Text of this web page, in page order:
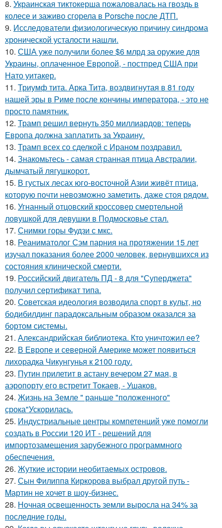
8. Украинская тиктокерша пожаловалась на гвоздь в
колесе и заживо сгорела в Porsche после ДТП.
9. Исследователи физиологическую причину синдрома
хронической усталости нашли.
10. США уже получили более $6 млрд за оружие для
Украины, оплаченное Европой, - постпред США при
Нато уитакер.
11. Триумф тита. Арка Тита, воздвигнутая в 81 году
нашей эры в Риме после кончины императора, - это не
просто памятник.
12. Трамп решил вернуть 350 миллиардов: теперь
Европа должна заплатить за Украину.
13. Трамп всех со сделкой с Ираном поздравил.
14. Знакомьтесь - самая странная птица Австралии,
дымчатый лягушкорот.
15. В густых лесах юго-восточной Азии живёт птица,
которую почти невозможно заметить, даже стоя рядом.
16. Угнанный отцовский кроссовер смертельной
ловушкой для девушки в Подмосковье стал.
17. Снимки горы Фудзи с мкс.
18. Реаниматолог Сэм парния на протяжении 15 лет
изучал показания более 2000 человек, вернувшихся из
состояния клинической смерти.
19. Российский двигатель ПД - 8 для "Суперджета"
получил сертификат типа.
20. Советская идеология возводила спорт в культ, но
бодибилдинг парадоксальным образом оказался за
бортом системы.
21. Александрийская библиотека. Кто уничтожил ее?
22. В Европе и северной Америке может появиться
лихорадка Чикунгунья к 2100 году.
23. Путин прилетит в астану вечером 27 мая, в
аэропорту его встретит Токаев, - Ушаков.
24. Жизнь на Земле " раньше "положенного"
срока"Ускорилась.
25. Индустриальные центры компетенций уже помогли
создать в России 120 ИТ - решений для
импортозамещения зарубежного программного
обеспечения.
26. Жуткие истории необитаемых островов.
27. Сын Филиппa Киркоровa выбрал другой путь -
Mартин не хочет в шоy-бизнес.
28. Ночная освещенность земли выросла на 34% за
последние годы.